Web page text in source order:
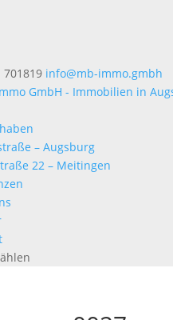
701819 info@mb-immo.gmbh
– Augsburg
22 – Meitingen